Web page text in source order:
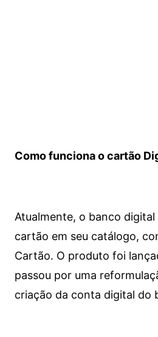
Como funciona o cartão
Atualmente, o banco
cartão em seu catálogo,
Cartão. O produto foi
passou por uma
criação da conta digital do